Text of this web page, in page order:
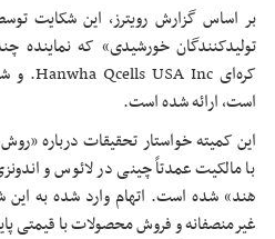
بر اساس گزارش رویترز، این شکایت
تولیدکنندگان خورشیدی» که
است، ارائه شده است.
این کمیته خواستار تحقیقات درباره
با مالکیت عمدتاً چینی در لائوس و
هند» شده است. اتهام وارد شده به این
غیرمنصفانه و فروش محصولات با قیمتی